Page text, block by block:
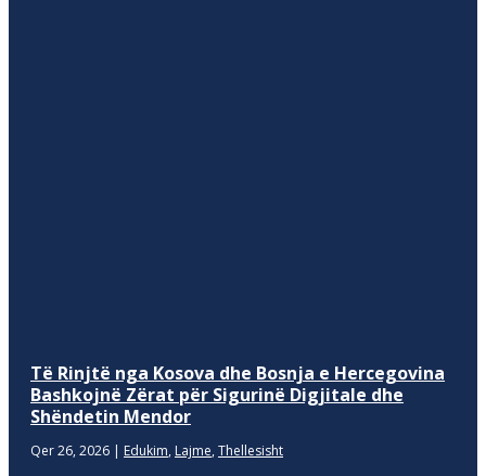
Të Rinjtë nga Kosova dhe Bosnja e Hercegovina
Bashkojnë Zërat për Sigurinë Digjitale dhe
Shëndetin Mendor
Qer 26, 2026 | Edukim, Lajme, Thellesisht